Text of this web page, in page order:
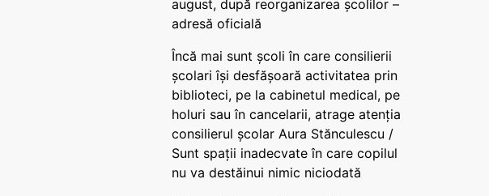
august, după reorganizarea școlilor –
adresă oficială
Încă mai sunt școli în care consilierii
școlari își desfășoară activitatea prin
biblioteci, pe la cabinetul medical, pe
holuri sau în cancelarii, atrage atenția
consilierul școlar Aura Stănculescu /
Sunt spații inadecvate în care copilul
nu va destăinui nimic niciodată